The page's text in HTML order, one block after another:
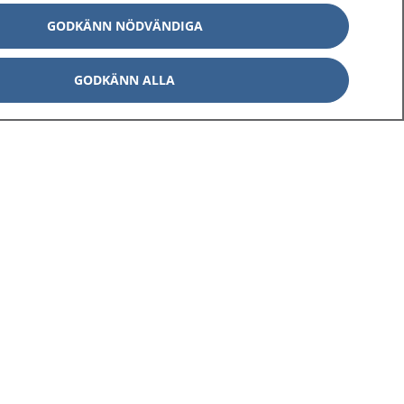
GODKÄNN NÖDVÄNDIGA
GODKÄNN ALLA